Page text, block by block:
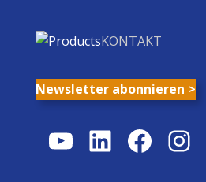
KONTAKT
Newsletter abonnieren >
YouTube
LinkedIn